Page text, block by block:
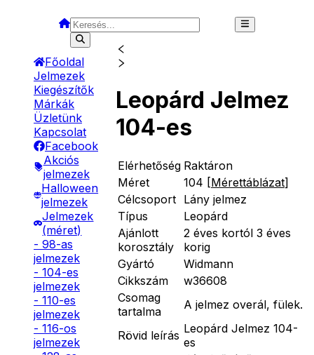
Főoldal
Jelmezek
Kiegészítők
Márkák
Üzletünk
Kapcsolat
Facebook
Akciós
jelmezek
Halloween
jelmezek
Jelmezek
(méret)
- 98-as
jelmezek
- 104-es
jelmezek
- 110-es
jelmezek
- 116-os
jelmezek
Leopárd Jelmez
104-es
Elérhetőség Raktáron
Méret
104 [Mérettáblázat]
Célcsoport Lány jelmez
Típus
Leopárd
Ajánlott
korosztály
2 éves kortól 3 éves
korig
Gyártó
Widmann
Cikkszám
w36608
Csomag
tartalma
A jelmez overál, fülek.
Rövid leírás Leopárd Jelmez 104-
es